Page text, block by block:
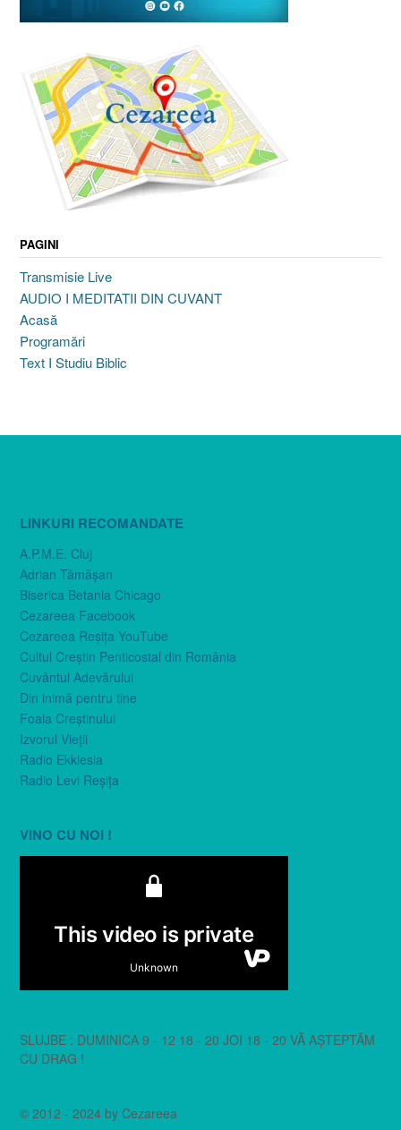
PAGINI
Transmisie Live
AUDIO I MEDITATII DIN CUVANT
Acasă
Programări
Text I Studiu Biblic
LINKURI RECOMANDATE
A.P.M.E. Cluj
Adrian Tămăşan
Biserica Betania Chicago
Cezareea Facebook
Cezareea Reşiţa YouTube
Cultul Creştin Penticostal din România
Cuvântul Adevărului
Din inimă pentru tine
Foaia Creştinului
Izvorul Vieţii
Radio Ekklesia
Radio Levi Reşiţa
VINO CU NOI !
SLUJBE : DUMINICA 9 - 12 18 - 20 JOI 18 - 20 VĂ AȘTEPTĂM
CU DRAG !
© 2012 - 2024 by Cezareea